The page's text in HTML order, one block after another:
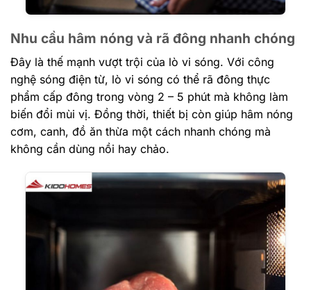
Nhu cầu hâm nóng và rã đông nhanh chóng
Đây là thế mạnh vượt trội của lò vi sóng. Với công
nghệ sóng điện từ, lò vi sóng có thể rã đông thực
phẩm cấp đông trong vòng 2 – 5 phút mà không làm
biến đổi mùi vị. Đồng thời, thiết bị còn giúp hâm nóng
cơm, canh, đồ ăn thừa một cách nhanh chóng mà
không cần dùng nồi hay chảo.